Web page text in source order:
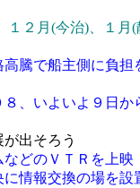
月(今治)、１月(
高騰で船主側に負担
、いよいよ９日か
出そろう
などのＶＴＲを上映
に情報交換の場を設